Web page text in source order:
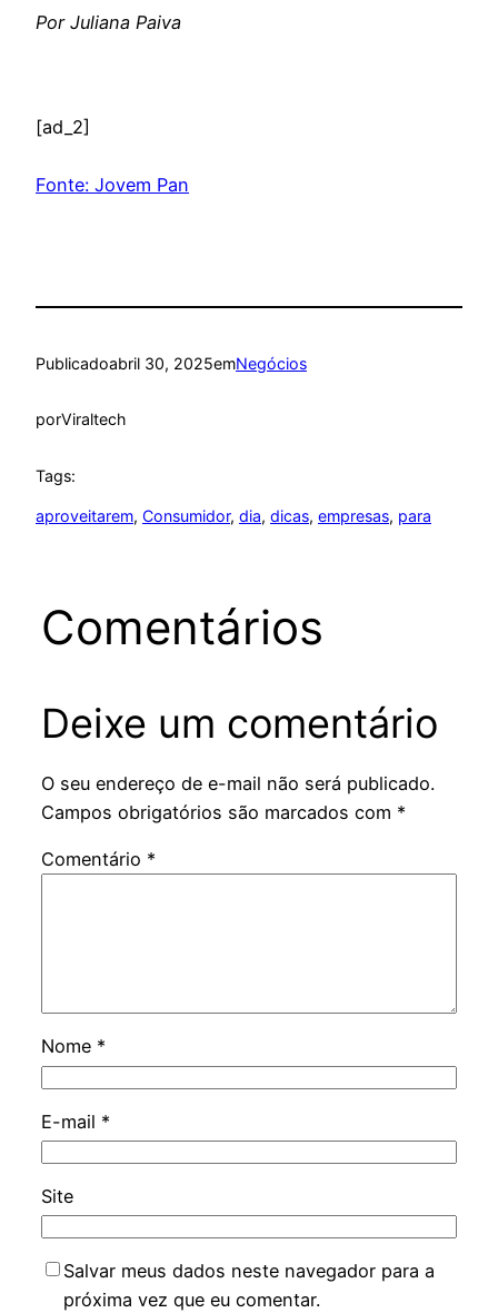
Por Juliana Paiva
[ad_2]
Fonte: Jovem Pan
Publicadoabril 30, 2025emNegócios
porViraltech
Tags:
aproveitarem, Consumidor, dia, dicas, empresas, para
Comentários
Deixe um comentário
O seu endereço de e-mail não será publicado.
Campos obrigatórios são marcados com *
Comentário *
Nome *
E-mail *
Site
Salvar meus dados neste navegador para a
próxima vez que eu comentar.